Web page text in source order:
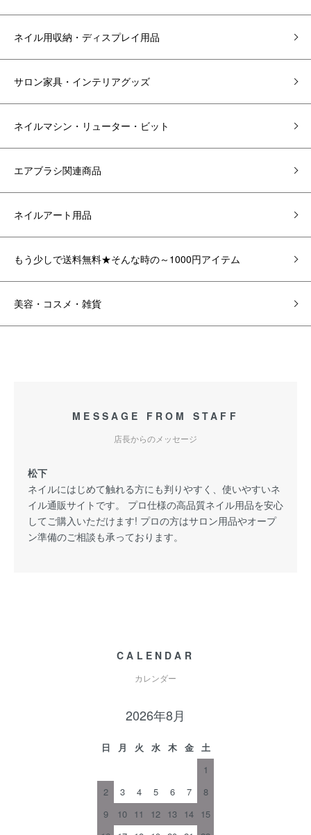
ネイル用収納・ディスプレイ用品
サロン家具・インテリアグッズ
ネイルマシン・リューター・ビット
エアブラシ関連商品
ネイルアート用品
もう少しで送料無料★そんな時の～1000円アイテム
美容・コスメ・雑貨
MESSAGE FROM STAFF
店長からのメッセージ
松下
ネイルにはじめて触れる方にも判りやすく、使いやすいネ
イル通販サイトです。 プロ仕様の高品質ネイル用品を安心
してご購入いただけます! プロの方はサロン用品やオープ
ン準備のご相談も承っております。
CALENDAR
カレンダー
2026年8月
日 月 火 水 木 金
土
1
2
3 4 5 6 7
8
9
10 11 12 13 14 15